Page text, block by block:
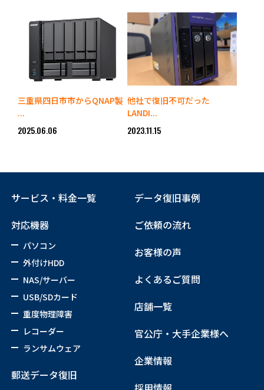
三重県四日市市からQNAP製
...
2025.06.06
他社で復旧不可だった
LANDI...
2023.11.15
サービス・料金一覧
対応機器
パソコン
外付けHDD
NAS/サーバー
USB/SDカード
重度物理障害
レコーダー
ランサムウェア
郵送データ復旧
データ復旧事例
ご依頼の流れ
お客様の声
よくあるご質問
店舗一覧
官公庁・大手企業様へ
企業情報